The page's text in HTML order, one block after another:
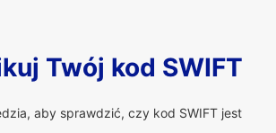
Twój kod SWIFT
aby sprawdzić, czy kod SWIFT jest